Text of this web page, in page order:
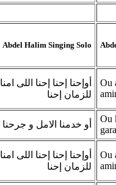
Abdel Halim Singing Solo
أوإحنا إحنا إحنا اللى امنا
للزمان إحنا
Ou
أو خدمنا الامل و جرحنا
Ou
أوإحنا إحنا إحنا اللى امنا
للزمان إحنا
Ou